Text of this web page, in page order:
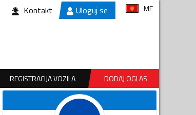
Kontakt Uloguj se ME
REGISTRACIJA VOZILA DODAJ OGLAS